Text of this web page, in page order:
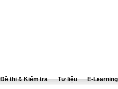
Đề thi & Kiểm tra Tư liệu E-Learning